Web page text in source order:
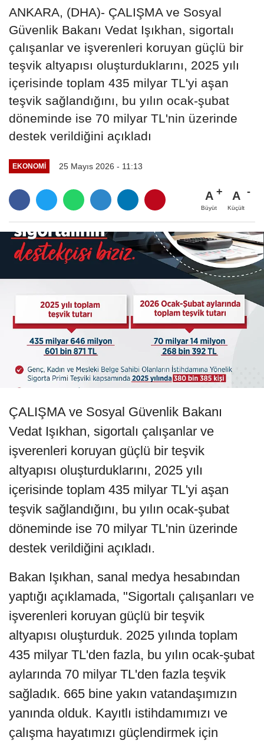
ANKARA, (DHA)- ÇALIŞMA ve Sosyal
Güvenlik Bakanı Vedat Işıkhan, sigortalı
çalışanlar ve işverenleri koruyan güçlü bir
teşvik altyapısı oluşturduklarını, 2025 yılı
içerisinde toplam 435 milyar TL'yi aşan
teşvik sağlandığını, bu yılın ocak-şubat
döneminde ise 70 milyar TL'nin üzerinde
destek verildiğini açıkladı
EKONOMI 25 Mayıs 2026 - 11:13
A
Büyüt
A
Küçült
ÇALIŞMA ve Sosyal Güvenlik Bakanı
Vedat Işıkhan, sigortalı çalışanlar ve
işverenleri koruyan güçlü bir teşvik
altyapısı oluşturduklarını, 2025 yılı
içerisinde toplam 435 milyar TL'yi aşan
teşvik sağlandığını, bu yılın ocak-şubat
döneminde ise 70 milyar TL'nin üzerinde
destek verildiğini açıkladı.
Bakan Işıkhan, sanal medya hesabından
yaptığı açıklamada, "Sigortalı çalışanları ve
işverenleri koruyan güçlü bir teşvik
altyapısı oluşturduk. 2025 yılında toplam
435 milyar TL'den fazla, bu yılın ocak-şubat
aylarında 70 milyar TL'den fazla teşvik
sağladık. 665 bine yakın vatandaşımızın
yanında olduk. Kayıtlı istihdamımızı ve
çalışma hayatımızı güçlendirmek için